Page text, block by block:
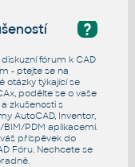
?
diskuzní fórum k CAD
- ptejte se na
otázky týkající se
podělte se o vaše
zkušenosti s
AutoCAD, Inventor,
BIM/PDM aplikacemi.
příspěvek do
Fóru. Nechcete se
.